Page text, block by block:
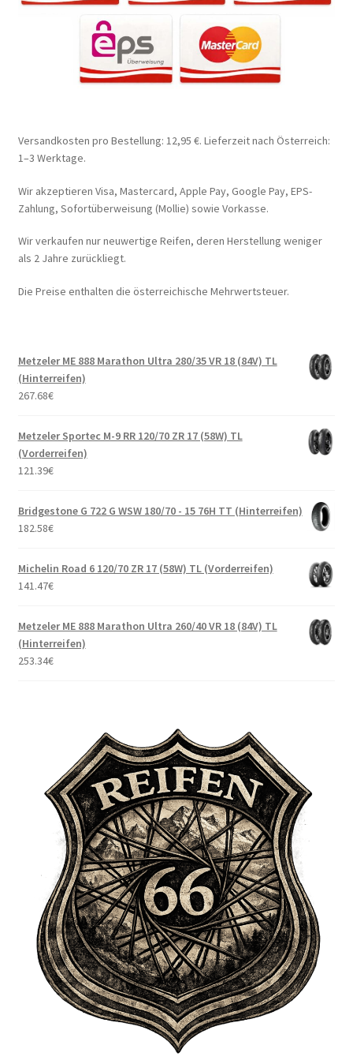
Versandkosten pro Bestellung: 12,95 €. Lieferzeit nach Österreich:
1–3 Werktage.
Wir akzeptieren Visa, Mastercard, Apple Pay, Google Pay, EPS-
Zahlung, Sofortüberweisung (Mollie) sowie Vorkasse.
Wir verkaufen nur neuwertige Reifen, deren Herstellung weniger
als 2 Jahre zurückliegt.
Die Preise enthalten die österreichische Mehrwertsteuer.
Metzeler ME 888 Marathon Ultra 280/35 VR 18 (84V) TL
(Hinterreifen)
267.68€
Metzeler Sportec M-9 RR 120/70 ZR 17 (58W) TL
(Vorderreifen)
121.39€
Bridgestone G 722 G WSW 180/70 - 15 76H TT (Hinterreifen)
182.58€
Michelin Road 6 120/70 ZR 17 (58W) TL (Vorderreifen)
141.47€
Metzeler ME 888 Marathon Ultra 260/40 VR 18 (84V) TL
(Hinterreifen)
253.34€